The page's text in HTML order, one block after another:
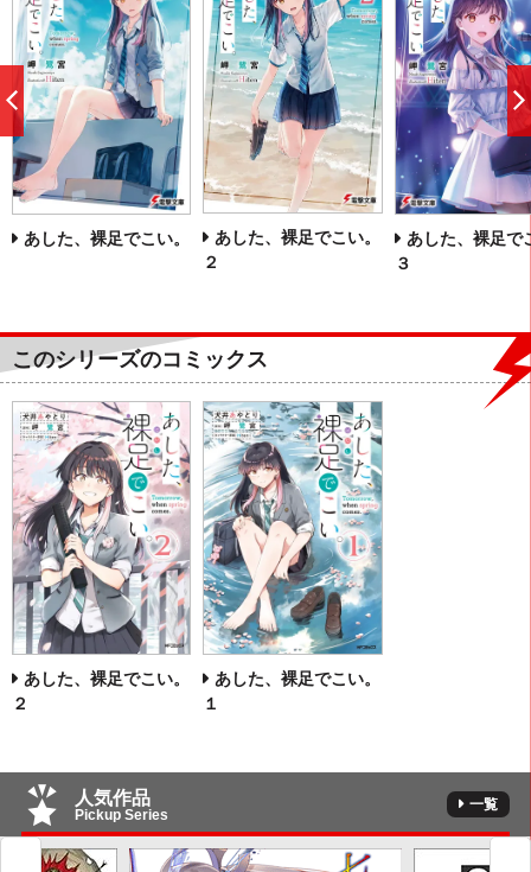
あした、裸足でこい。
あした、裸足でこい。
２
あした、裸足で
３
前
へ
このシリーズのコミックス
あした、裸足でこい。
２
あした、裸足でこい。
１
人気作品
Pickup Series
一覧